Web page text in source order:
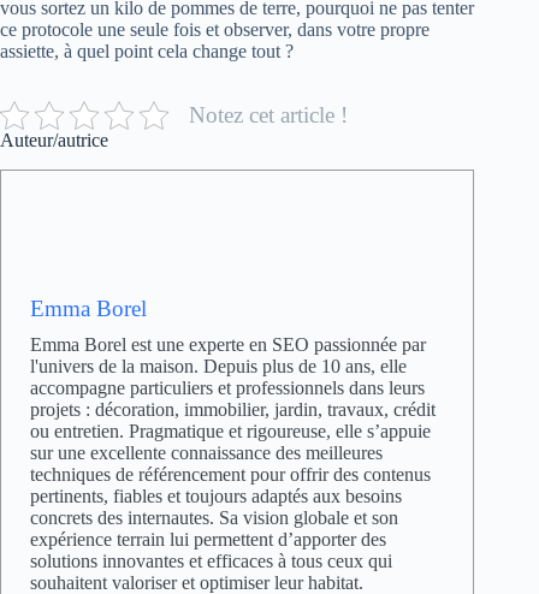
vous sortez un kilo de pommes de terre, pourquoi ne pas tenter
ce protocole une seule fois et observer, dans votre propre
assiette, à quel point cela change tout ?
Notez cet article !
Auteur/autrice
Emma Borel
Emma Borel est une experte en SEO passionnée par
l'univers de la maison. Depuis plus de 10 ans, elle
accompagne particuliers et professionnels dans leurs
projets : décoration, immobilier, jardin, travaux, crédit
ou entretien. Pragmatique et rigoureuse, elle s’appuie
sur une excellente connaissance des meilleures
techniques de référencement pour offrir des contenus
pertinents, fiables et toujours adaptés aux besoins
concrets des internautes. Sa vision globale et son
expérience terrain lui permettent d’apporter des
solutions innovantes et efficaces à tous ceux qui
souhaitent valoriser et optimiser leur habitat.